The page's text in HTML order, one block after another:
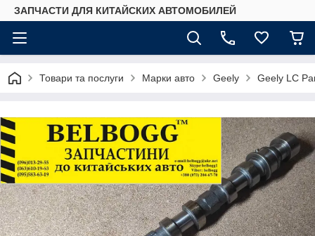
ЗАПЧАСТИ ДЛЯ КИТАЙСКИХ АВТОМОБИЛЕЙ
Товари та послуги Марки авто Geely Geely LC